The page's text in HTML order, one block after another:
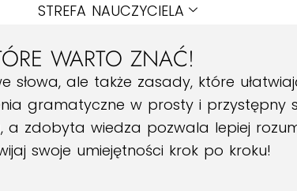
STREFA NAUCZYCIELA
WARTO ZNAĆ!
ale także zasady, które
gramatyczne w prosty i przystępny
a zdobyta wiedza pozwala lepiej
swoje umiejętności krok po kroku!